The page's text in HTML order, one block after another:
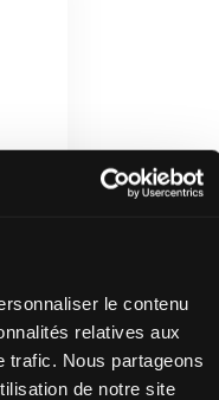
le contenu
relatives aux
trafic. Nous partageons
de notre site